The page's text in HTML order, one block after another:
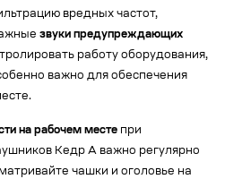
вредных частот,
звуки предупреждающих
работу оборудования,
важно для обеспечения
на рабочем месте при
Кедр А важно регулярно
чашки и оголовье на